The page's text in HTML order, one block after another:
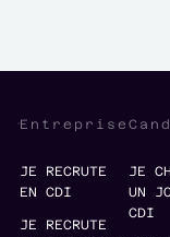
Entreprise
JE RECRUTE
EN CDI
JE RECRUTE
JE
UN
CDI